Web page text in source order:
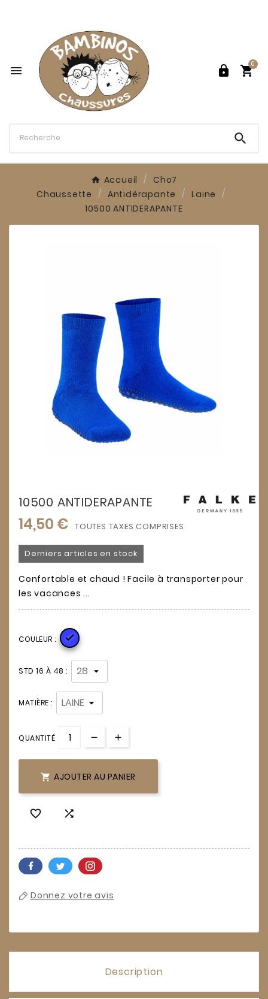
  
0

Accueil
Cho7
Chaussette
Antidérapante
Laine
10500 ANTIDERAPANTE
10500 ANTIDERAPANTE
14,50 € TOUTES TAXES COMPRISES
Derniers articles en stock
Confortable et chaud ! Facile à transporter pour
les vacances ...
COULEUR : 
STD 16 À 48 :
MATIÈRE :
QUANTITÉ
 AJOUTER AU PANIER
 
Donnez votre avis
Description